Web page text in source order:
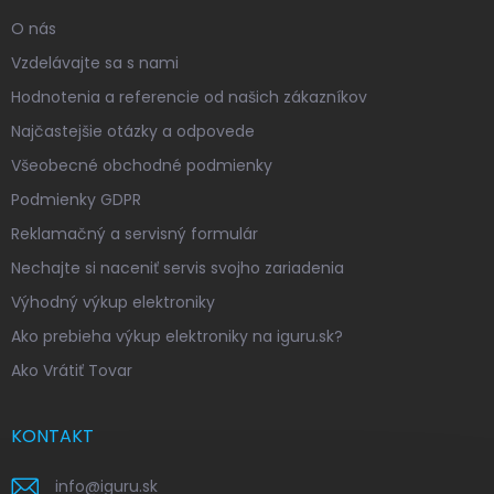
O nás
Vzdelávajte sa s nami
Hodnotenia a referencie od našich zákazníkov
Najčastejšie otázky a odpovede
Všeobecné obchodné podmienky
Podmienky GDPR
Reklamačný a servisný formulár
Nechajte si naceniť servis svojho zariadenia
Výhodný výkup elektroniky
Ako prebieha výkup elektroniky na iguru.sk?
Ako Vrátiť Tovar
KONTAKT
info@iguru.sk